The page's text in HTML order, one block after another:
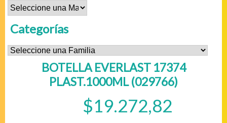
Categorías
BOTELLA EVERLAST 17374
PLAST.1000ML (029766)
$19.272,82